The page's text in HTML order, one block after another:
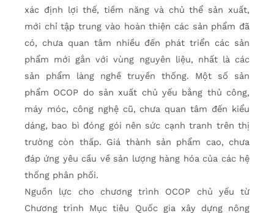
xác định lợi thế, tiềm năng và chủ thể sản xuất,
mới chỉ tập trung vào hoàn thiện các sản phẩm đã
có, chưa quan tâm nhiều đến phát triển các sản
phẩm mới gắn với vùng nguyên liệu, nhất là các
sản phẩm làng nghề truyền thống. Một số sản
phẩm OCOP do sản xuất chủ yếu bằng thủ công,
máy móc, công nghệ cũ, chưa quan tâm đến kiểu
dáng, bao bì đóng gói nên sức cạnh tranh trên thị
trường còn thấp. Giá thành sản phẩm cao, chưa
đáp ứng yêu cầu về sản lượng hàng hóa của các hệ
thống phân phối.
Nguồn lực cho chương trình OCOP chủ yếu từ
Chương trình Mục tiêu Quốc gia xây dựng nông